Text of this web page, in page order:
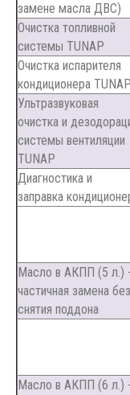
замене масла ДВС)
Очистка топливной
системы TUNAP
Очистка испарителя
кондиционера TUNAP
Ультразвуковая
очистка и
системы вентиляции
TUNAP
Диагностика и
заправка
Масло в АКПП (5 л.) -
частичная замена без
снятия поддона
Масло в АКПП (6 л.) -